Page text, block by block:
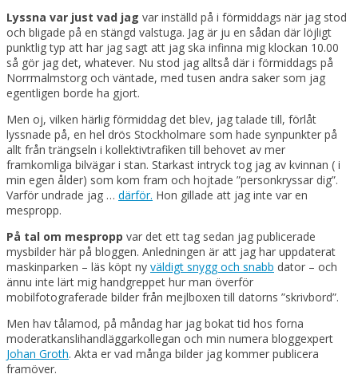
Lyssna var just vad jag var inställd på i förmiddags när jag stod
och bligade på en stängd valstuga. Jag är ju en sådan där löjligt
punktlig typ att har jag sagt att jag ska infinna mig klockan 10.00
så gör jag det, whatever. Nu stod jag alltså där i förmiddags på
Norrmalmstorg och väntade, med tusen andra saker som jag
egentligen borde ha gjort.
Men oj, vilken härlig förmiddag det blev, jag talade till, förlåt
lyssnade på, en hel drös Stockholmare som hade synpunkter på
allt från trängseln i kollektivtrafiken till behovet av mer
framkomliga bilvägar i stan. Starkast intryck tog jag av kvinnan ( i
min egen ålder) som kom fram och hojtade ”personkryssar dig”.
Varför undrade jag … därför. Hon gillade att jag inte var en
mespropp.
På tal om mespropp var det ett tag sedan jag publicerade
mysbilder här på bloggen. Anledningen är att jag har uppdaterat
maskinparken – läs köpt ny väldigt snygg och snabb dator – och
ännu inte lärt mig handgreppet hur man överför
mobilfotograferade bilder från mejlboxen till datorns ”skrivbord”.
Men hav tålamod, på måndag har jag bokat tid hos forna
moderatkanslihandläggarkollegan och min numera bloggexpert
Johan Groth. Akta er vad många bilder jag kommer publicera
framöver.